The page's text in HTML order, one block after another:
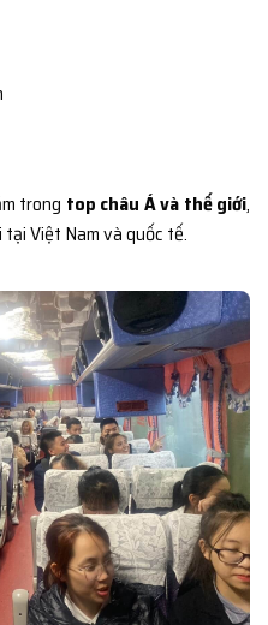
trong top châu Á và thế giới,
Việt Nam và quốc tế.